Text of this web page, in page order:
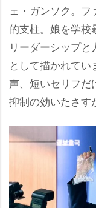
ェ・ガンソク。
的支柱。娘を学校
リーダーシップと
として描かれて
声、短いセリフだ
抑制の効いたさす